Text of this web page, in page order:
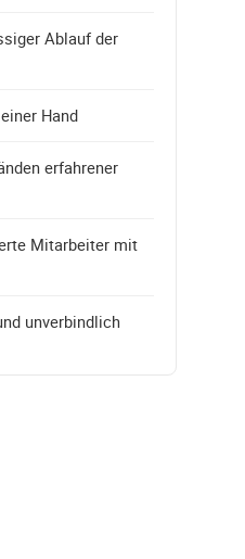
Ablauf der
Hand
erfahrener
Mitarbeiter mit
unverbindlich